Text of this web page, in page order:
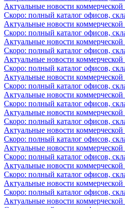
Актуальные новости
Скоро: полный каталог офисов,
Актуальные новости
Скоро: полный каталог офисов,
Актуальные новости
Скоро: полный каталог офисов,
Актуальные новости
Скоро: полный каталог офисов,
Актуальные новости
Скоро: полный каталог офисов,
Актуальные новости
Скоро: полный каталог офисов,
Актуальные новости
Скоро: полный каталог офисов,
Актуальные новости
Скоро: полный каталог офисов,
Актуальные новости
Скоро: полный каталог офисов,
Актуальные новости
Скоро: полный каталог офисов,
Актуальные новости
Скоро: полный каталог офисов,
Актуальные новости